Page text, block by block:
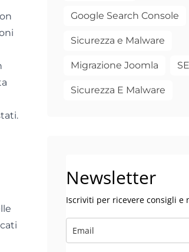
Google Search Console
Sicurezza e Malware
Migrazione Joomla
Sicurezza E Malware
Newsletter
Iscriviti per ricevere consigli e